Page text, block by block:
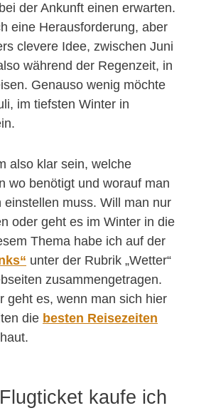
der Ankunft einen erwarten.
eine Herausforderung, aber
clevere Idee, zwischen Juni
während der Regenzeit, in
Genauso wenig möchte
im tiefsten Winter in
also klar sein, welche
wo benötigt und worauf man
einstellen muss. Will man nur
oder geht es im Winter in die
Thema habe ich auf der
unter der Rubrik „Wetter“
zusammengetragen.
geht es, wenn man sich hier
die besten Reisezeiten
kaufe ich